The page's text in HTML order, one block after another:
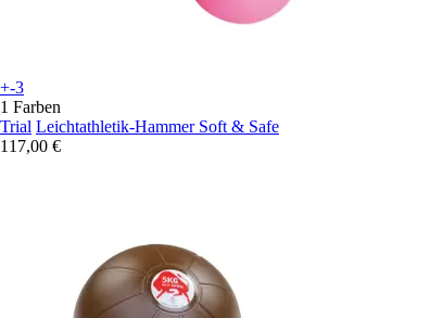
+-3
1 Farben
Trial Leichtathletik-Hammer Soft & Safe
117,00 €